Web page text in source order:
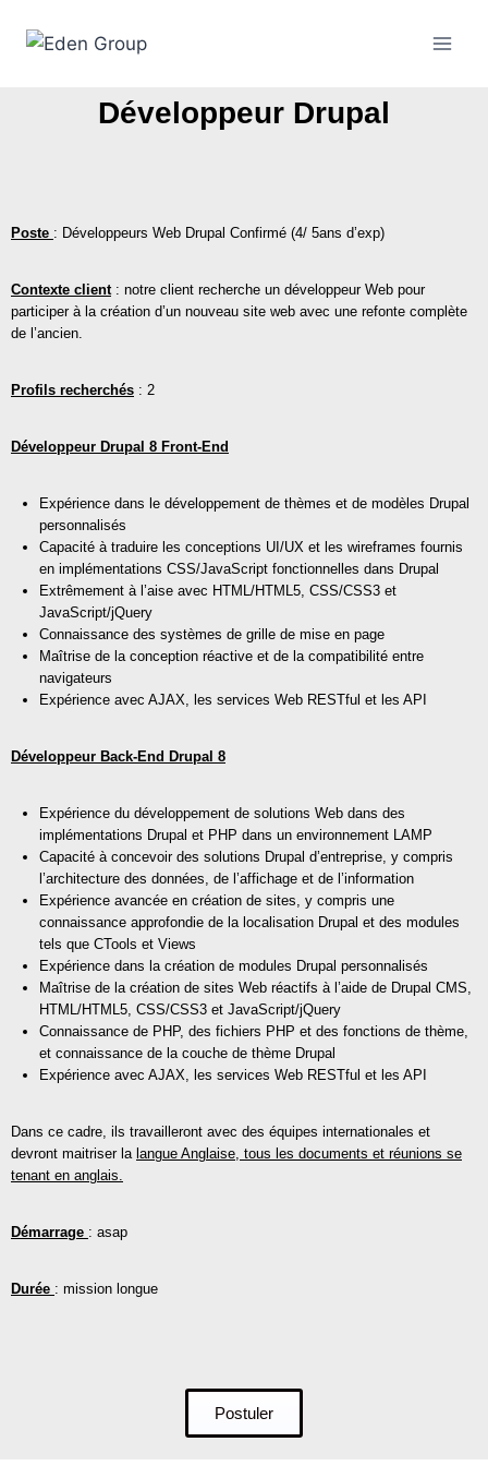
Développeur Drupal
Poste : Développeurs Web Drupal Confirmé (4/ 5ans d’exp)
Contexte client : notre client recherche un développeur Web pour
participer à la création d’un nouveau site web avec une refonte complète
de l’ancien.
Profils recherchés : 2
Développeur Drupal 8 Front-End
Expérience dans le développement de thèmes et de modèles Drupal
personnalisés
Capacité à traduire les conceptions UI/UX et les wireframes fournis
en implémentations CSS/JavaScript fonctionnelles dans Drupal
Extrêmement à l’aise avec HTML/HTML5, CSS/CSS3 et
JavaScript/jQuery
Connaissance des systèmes de grille de mise en page
Maîtrise de la conception réactive et de la compatibilité entre
navigateurs
Expérience avec AJAX, les services Web RESTful et les API
Développeur Back-End Drupal 8
Expérience du développement de solutions Web dans des
implémentations Drupal et PHP dans un environnement LAMP
Capacité à concevoir des solutions Drupal d’entreprise, y compris
l’architecture des données, de l’affichage et de l’information
Expérience avancée en création de sites, y compris une
connaissance approfondie de la localisation Drupal et des modules
tels que CTools et Views
Expérience dans la création de modules Drupal personnalisés
Maîtrise de la création de sites Web réactifs à l’aide de Drupal CMS,
HTML/HTML5, CSS/CSS3 et JavaScript/jQuery
Connaissance de PHP, des fichiers PHP et des fonctions de thème,
et connaissance de la couche de thème Drupal
Expérience avec AJAX, les services Web RESTful et les API
Dans ce cadre, ils travailleront avec des équipes internationales et
devront maitriser la langue Anglaise tous les documents et réunions se
tenant en anglais.
Démarrage : asap
Durée : mission longue
Postuler